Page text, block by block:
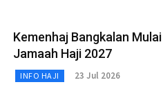
Kemenhaj Bangkalan
Jamaah Haji 2027
INFO HAJI 23 Jul 2026